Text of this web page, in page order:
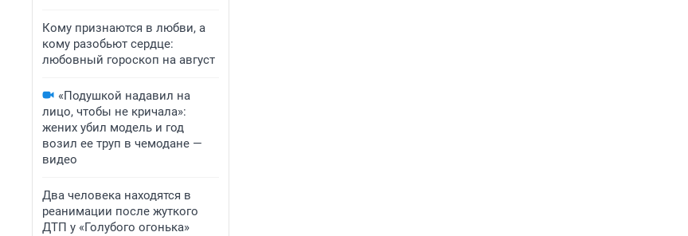
Кому признаются в любви, а
кому разобьют сердце:
любовный гороскоп на август
«Подушкой надавил на
лицо, чтобы не кричала»:
жених убил модель и год
возил ее труп в чемодане —
видео
Два человека находятся в
реанимации после жуткого
ДТП у «Голубого огонька»